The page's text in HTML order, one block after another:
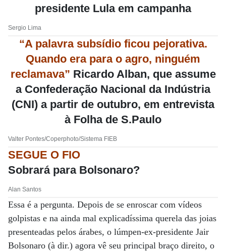
presidente Lula em campanha
Sergio Lima
“A palavra subsídio ficou pejorativa.
Quando era para o agro, ninguém
reclamava” Ricardo Alban, que assume
a Confederação Nacional da Indústria
(CNI) a partir de outubro, em entrevista
à Folha de S.Paulo
Valter Pontes/Coperphoto/Sistema FIEB
SEGUE O FIO
Sobrará para Bolsonaro?
Alan Santos
Essa é a pergunta. Depois de se enroscar com vídeos
golpistas e na ainda mal explicadíssima querela das joias
presenteadas pelos árabes, o lúmpen-ex-presidente Jair
Bolsonaro (à dir.) agora vê seu principal braço direito, o